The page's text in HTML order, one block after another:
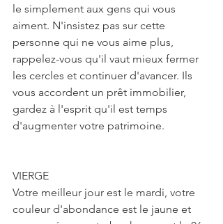
le simplement aux gens qui vous
aiment. N'insistez pas sur cette
personne qui ne vous aime plus,
rappelez-vous qu'il vaut mieux fermer
les cercles et continuer d'avancer. Ils
vous accordent un prêt immobilier,
gardez à l'esprit qu'il est temps
d'augmenter votre patrimoine.
VIERGE
Votre meilleur jour est le mardi, votre
couleur d'abondance est le jaune et